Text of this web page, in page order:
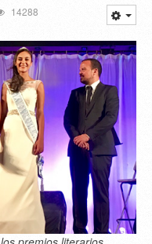
14288